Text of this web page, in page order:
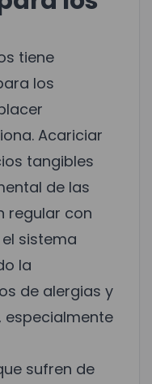
tiene
los
Acariciar
tangibles
de las
regular con
sistema
la
de alergias y
especialmente
sufren de